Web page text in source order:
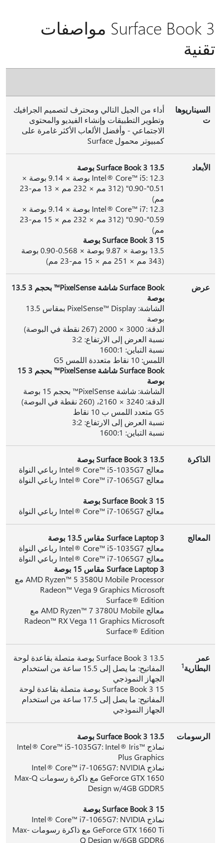
Surface Book 3 مواصفات
تقنية
السيناريوها
ت
أداء من الجيل التالي ومحترف لتصميم الجرافيك
وتطوير التطبيقات وإنشاء الفيديو والمحتوى
الاجتماعي - وأفضل الألعاب الأكثر غامرة على
كمبيوتر محمول Surface
الأبعاد
Surface Book 3 13.5 بوصة
Intel® Core™ i5: 12.3 بوصة × 9.14 بوصة ×
0.51"-0.90" (312 مم × 232 مم × 13 مم-23
مم)
Intel® Core™ i7: 12.3 بوصة × 9.14 بوصة ×
0.59"-0.90" (312 مم × 232 مم × 15 مم-23
مم)
Surface Book 3 15 بوصة
13.5 بوصة × 9.87 بوصة × 0.568-0.90 بوصة
(343 مم × 251 مم × 15 مم-23 مم)
عرض
Surface Book شاشة PixelSense™ بحجم 3 13.5
بوصة
الشاشة: PixelSense™ Display بمقاس 13.5
بوصة
الدقة: 3000 × 2000 (267 نقطة في البوصة)
نسبة العرض إلى الارتفاع: 3:2
نسبة التباين: 1600:1
اللمس: 10 نقاط متعددة اللمس G5
Surface Book شاشة PixelSense™ بحجم 3 15
بوصة
الشاشة: شاشة PixelSense™ بحجم 15 بوصة
الدقة: 3240 × 2160، (260 نقطة في البوصة)
G5 متعدد اللمس ب 10 نقاط
نسبة العرض إلى الارتفاع: 3:2
نسبة التباين: 1600:1
الذاكرة
Surface Book 3 13.5 بوصة
معالج Intel® Core™ i5-1035G7 رباعي النواة
معالج Intel® Core™ i7-1065G7 رباعي النواة
Surface Book 3 15 بوصة
معالج Intel® Core™ i7-1065G7 رباعي النواة
المعالج
Surface Laptop 3 مقاس 13.5 بوصة
معالج Intel® Core™ i5-1035G7 رباعي النواة
معالج Intel® Core™ i7-1065G7 رباعي النواة
Surface Laptop 3 مقاس 15 بوصة
AMD Ryzen™ 5 3580U Mobile Processor مع
Radeon™ Vega 9 Graphics Microsoft
Surface® Edition
معالج AMD Ryzen™ 7 3780U Mobile مع
Radeon™ RX Vega 11 Graphics Microsoft
Surface® Edition
عمر
البطارية1
Surface Book 3 13.5 بوصة متصلة بقاعدة لوحة
المفاتيح: ما يصل إلى 15.5 ساعة من استخدام
الجهاز النموذجي
Surface Book 3 15 بوصة متصلة بقاعدة لوحة
المفاتيح: ما يصل إلى 17.5 ساعة من استخدام
الجهاز النموذجي
الرسومات
Surface Book 3 13.5 بوصة
نماذج Intel® Core™ i5-1035G7: Intel® Iris™
Plus Graphics
نماذج Intel® Core™ i7-1065G7: NVIDIA
GeForce GTX 1650 مع ذاكرة رسومات Max-Q
Design w/4GB GDDR5
Surface Book 3 15 بوصة
نماذج Intel® Core™ i7-1065G7: NVIDIA
GeForce GTX 1660 Ti مع ذاكرة رسومات Max-
Q Design w/6GB GDDR6